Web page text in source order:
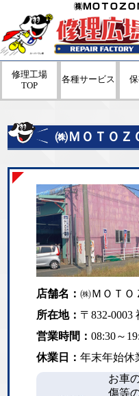
㈱ＭＯＴＯＺ
修理工場
TOP
各種サービス
㈱ＭＯＴＯＺ
店舗名：㈱ＭＯＴＯ
所在地： 〒832-0003
営業時間：08:30～
休業日：年末年始
お車
傷等